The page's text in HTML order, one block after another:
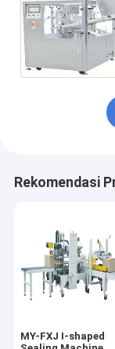
Rekomendasi
MY-FXJ I-shaped